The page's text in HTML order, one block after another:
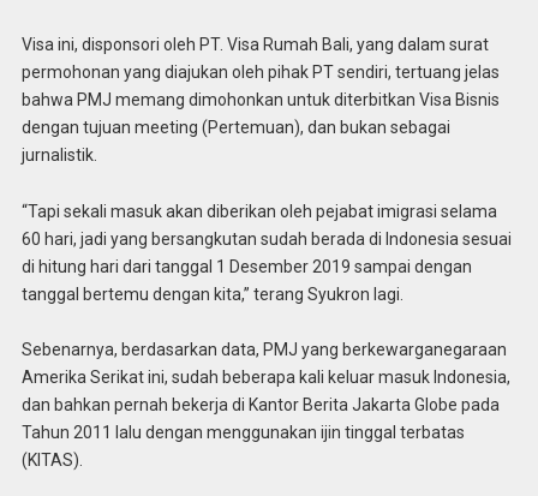
Visa ini, disponsori oleh PT. Visa Rumah Bali, yang dalam surat
permohonan yang diajukan oleh pihak PT sendiri, tertuang jelas
bahwa PMJ memang dimohonkan untuk diterbitkan Visa Bisnis
dengan tujuan meeting (Pertemuan), dan bukan sebagai
jurnalistik.
“Tapi sekali masuk akan diberikan oleh pejabat imigrasi selama
60 hari, jadi yang bersangkutan sudah berada di Indonesia sesuai
di hitung hari dari tanggal 1 Desember 2019 sampai dengan
tanggal bertemu dengan kita,” terang Syukron lagi.
Sebenarnya, berdasarkan data, PMJ yang berkewarganegaraan
Amerika Serikat ini, sudah beberapa kali keluar masuk Indonesia,
dan bahkan pernah bekerja di Kantor Berita Jakarta Globe pada
Tahun 2011 lalu dengan menggunakan ijin tinggal terbatas
(KITAS).